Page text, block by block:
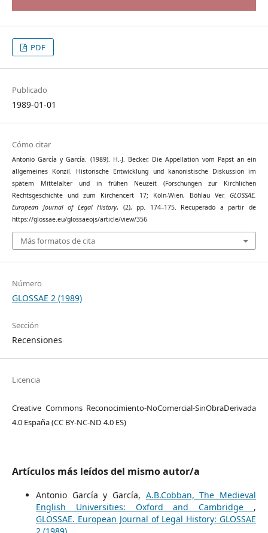
PDF
Publicado
1989-01-01
Cómo citar
Antonio García y García. (1989). H.-J. Becker, Die Appellation vom Papst an ein
allgemeines Konzil. Historische Entwicklung und kanonistische Diskussion im
spätem Mittelalter und in frühen Neuzeit (Forschungen zur Kirchlichen
Rechtsgeschichte und zum Kirchencert 17; Köln-Wien, Böhlau Ver.GLOSSAE.
European Journal of Legal History, (2), pp. 174–175. Recuperado a partir de
https://glossae.eu/glossaeojs/article/view/356
Más formatos de cita
Número
GLOSSAE 2 (1989)
Sección
Recensiones
Licencia
Creative Commons Reconocimiento-NoComercial-SinObraDerivada
4.0 España (CC BY-NC-ND 4.0 ES)
Artículos más leídos del mismo autor/a
Antonio García y García, A.B.Cobban, The Medieval
English Universities: Oxford and Cambridge ,
GLOSSAE. European Journal of Legal History: GLOSSAE